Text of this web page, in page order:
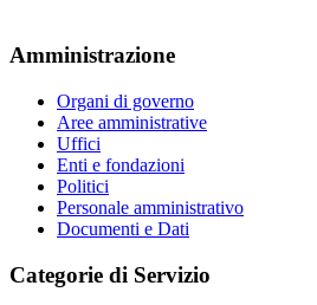
Amministrazione
Organi di governo
Aree amministrative
Uffici
Enti e fondazioni
Politici
Personale amministrativo
Documenti e Dati
Categorie di Servizio